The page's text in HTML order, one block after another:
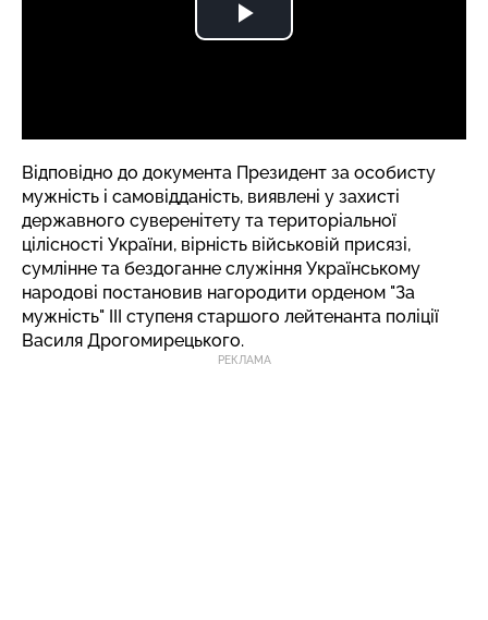
Відповідно до документа Президент за особисту
мужність і самовідданість, виявлені у захисті
державного суверенітету та територіальної
цілісності України, вірність військовій присязі,
сумлінне та бездоганне служіння Українському
народові постановив нагородити орденом "За
мужність" ІІІ ступеня старшого лейтенанта поліції
Василя Дрогомирецького.
РЕКЛАМА